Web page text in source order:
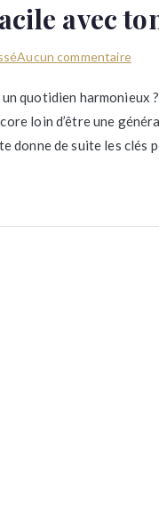
avec
Aucun commentairesur
et
quotidien harmonieux
loin d’être une
donne de suite les clés